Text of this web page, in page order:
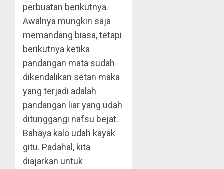
perbuatan berikutnya.
Awalnya mungkin saja
memandang biasa, tetapi
berikutnya ketika
pandangan mata sudah
dikendalikan setan maka
yang terjadi adalah
pandangan liar yang udah
ditunggangi nafsu bejat.
Bahaya kalo udah kayak
gitu. Padahal, kita
diajarkan untuk